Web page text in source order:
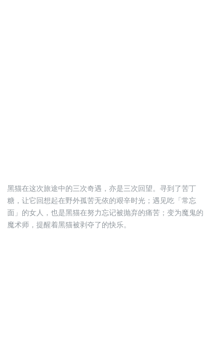
黑猫在这次旅途中的三次奇遇，亦是三次回望。寻到了苦丁
糖，让它回想起在野外孤苦无依的艰辛时光；遇见吃「常忘
面」的女人，也是黑猫在努力忘记被抛弃的痛苦；变为魔鬼的
魔术师，提醒着黑猫被剥夺了的快乐。